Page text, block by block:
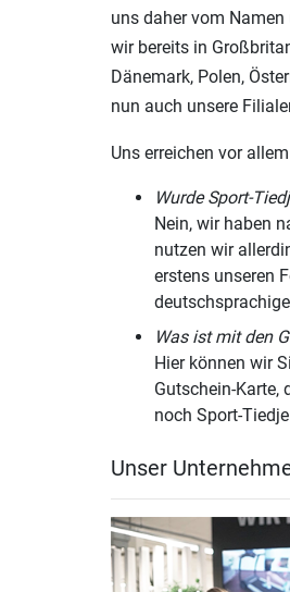
Fitshop in
Heinrich-Büssing-
38102 Braunschweig
Heute ab 10:00
Fitshop in Bremen
Friedrich-Ebert-Str. 6
28199 Bremen
Heute ab 10:00
Fitshop in Dortmund
Rheinlanddamm 101
44139 Dortmund
Heute ab 10:00
Fitshop in Dresden
Annenstraße 10
01067 Dresden
Heute ab 10:00
uns daher vom
wir bereits in
Dänemark, Polen,
nun auch unsere
Uns erreichen vor
Wurde Sport-
Nein, wir haben
nutzen wir
erstens unseren
Was ist mit den
Hier können wir
Gutschein-Karte,
noch Sport-
Unser